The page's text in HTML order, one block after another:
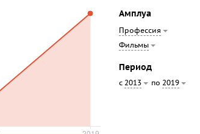
Амплуа
Профессия
Фильмы
Период
с 2013 по 2019